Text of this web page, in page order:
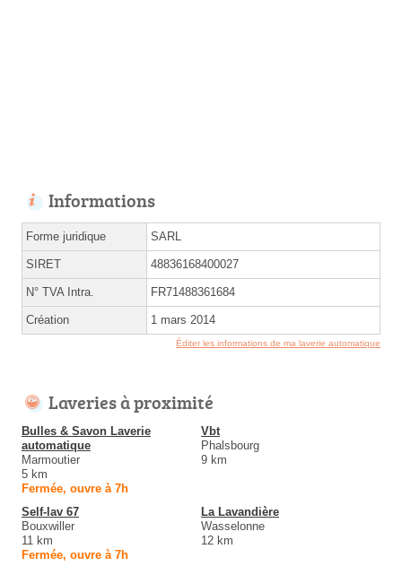
Informations
Forme juridique SARL
SIRET 48836168400027
N° TVA Intra. FR71488361684
Création 1 mars 2014
Éditer les informations de ma laverie automatique
Laveries à proximité
Bulles & Savon Laverie
automatique
Marmoutier
5 km
Fermée, ouvre à 7h
Vbt
Phalsbourg
9 km
Self-lav 67
Bouxwiller
11 km
Fermée, ouvre à 7h
La Lavandière
Wasselonne
12 km